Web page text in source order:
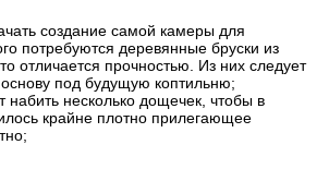
создание самой камеры для
потребуются деревянные бруски из
отличается прочностью. Из них следует
под будущую коптильню;
набить несколько дощечек, чтобы в
крайне плотно прилегающее